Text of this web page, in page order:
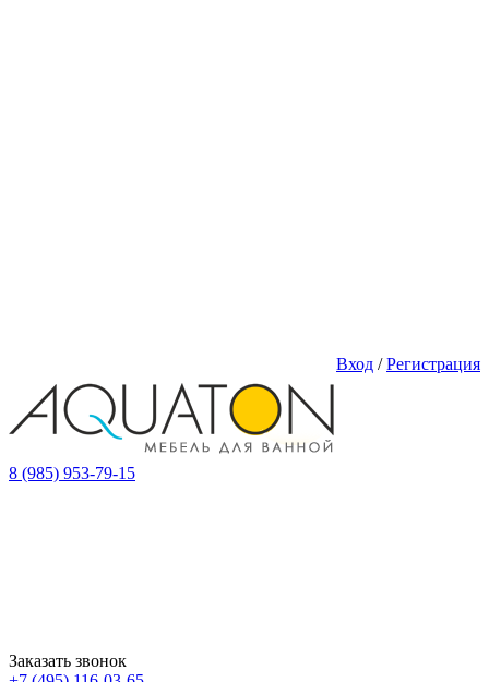
Вход /Регистрация
8 (985) 953-79-15
Заказать звонок